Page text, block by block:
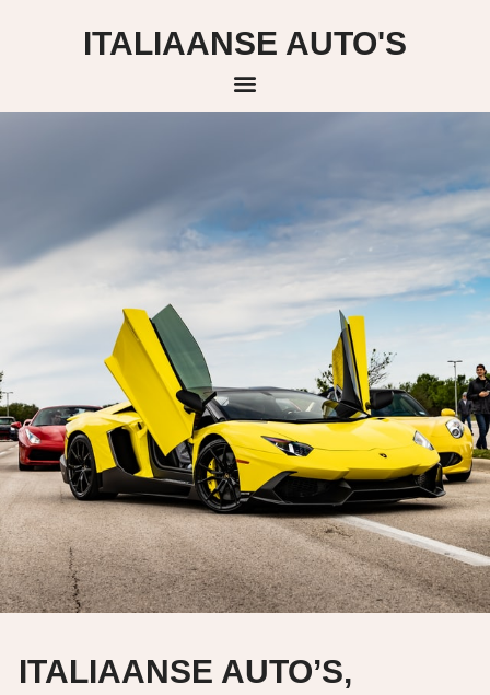
ITALIAANSE AUTO'S
Menu
ITALIAANSE AUTO’S,